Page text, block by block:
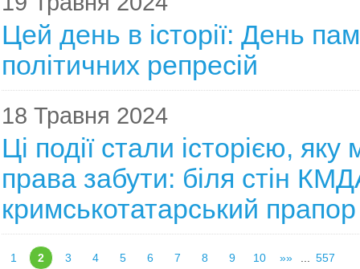
Цей день в історії: День
політичних репресій
18 Травня 2024
Ці події стали історією,
права забути: біля стін
кримськотатарський прапор
1 2 3 4 5 6 7 8 9 10 »» 557